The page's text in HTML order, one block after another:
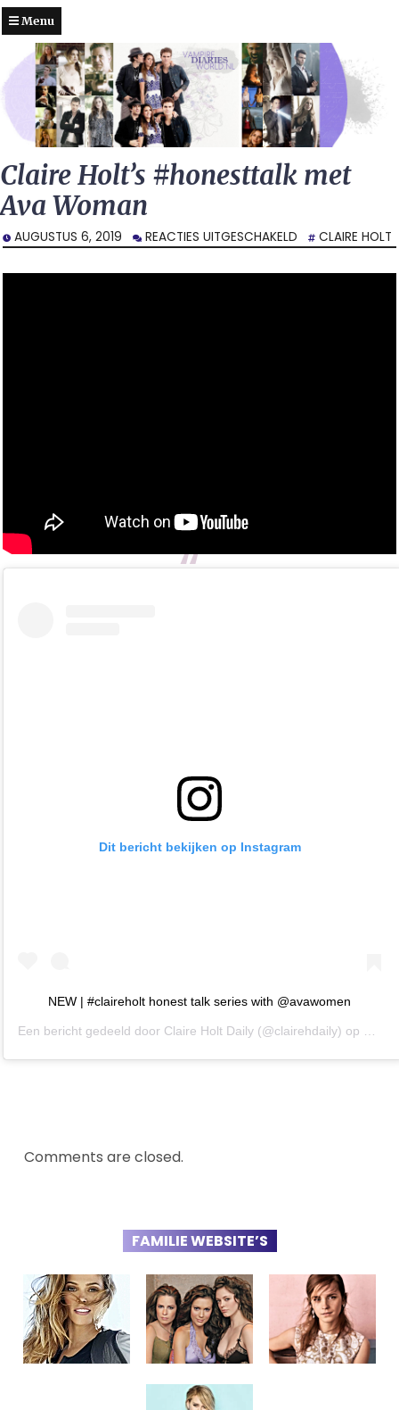
Menu
Claire Holt’s #honesttalk met
Ava Woman
AUGUSTUS 6, 2019 REACTIES UITGESCHAKELD VOOR
CLAIRE
HOLT’S
CLAIRE HOLT
Dit bericht bekijken op Instagram
NEW | #claireholt honest talk series with @avawomen
Een bericht gedeeld door Claire Holt Daily (@clairehdaily) op
Comments are closed.
FAMILIE WEBSITE’S